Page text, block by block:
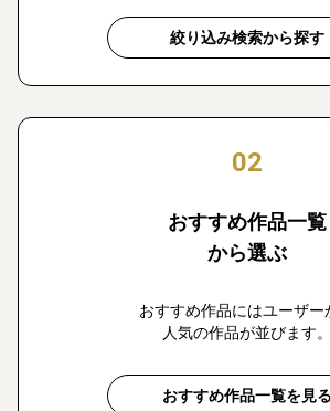
絞り込み検索から探す
02
おすすめ作品一覧
から選ぶ
おすすめ作品にはユーザー
人気の作品が並びます。
おすすめ作品一覧を見る